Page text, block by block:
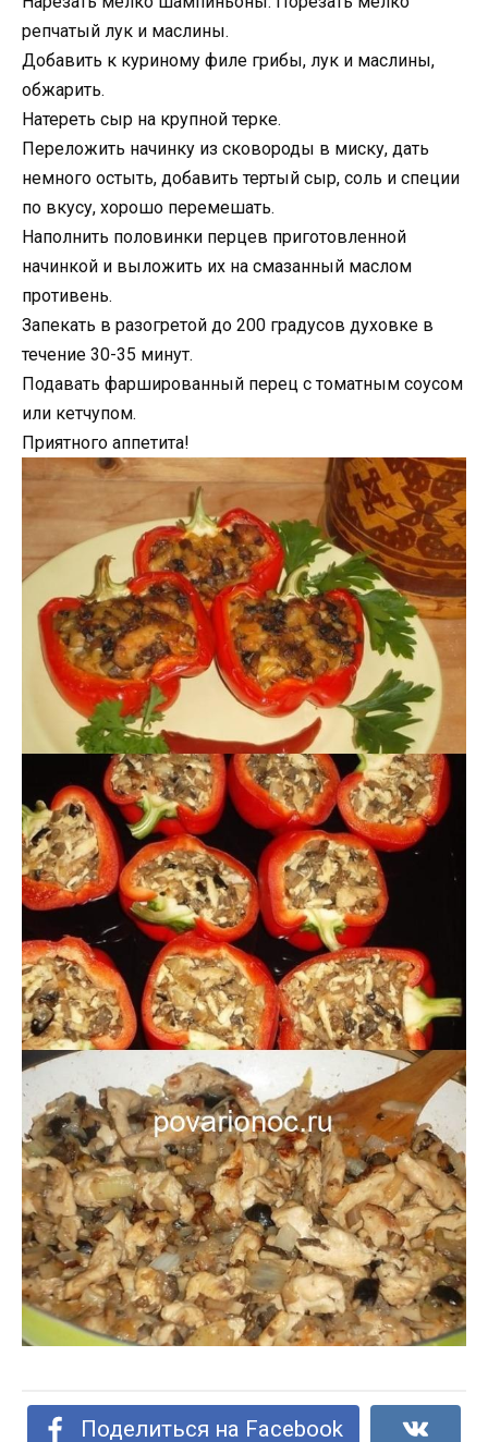
репчатый лук и маслины.
Добавить к куриному филе грибы, лук и маслины,
обжарить.
Натереть сыр на крупной терке.
Переложить начинку из сковороды в миску, дать
немного остыть, добавить тертый сыр, соль и специи
по вкусу, хорошо перемешать.
Наполнить половинки перцев приготовленной
начинкой и выложить их на смазанный маслом
противень.
Запекать в разогретой до 200 градусов духовке в
течение 30-35 минут.
Подавать фаршированный перец с томатным соусом
или кетчупом.
Приятного аппетита!
Поделиться на Facebook